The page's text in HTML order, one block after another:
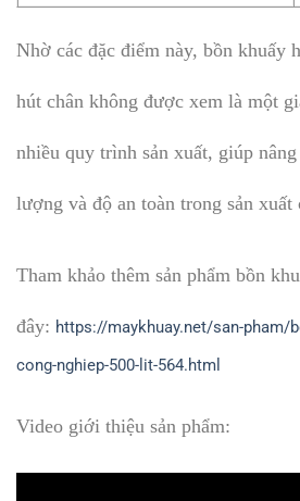
Nhờ các đặc điểm này, bồn khuấy
hút chân không được xem là một
nhiều quy trình sản xuất, giúp
lượng và độ an toàn trong sản xuất
Tham khảo thêm sản phẩm bồn
đây: https://maykhuay.net/san-pham/
cong-nghiep-500-lit-564.html
Video giới thiệu sản phẩm: